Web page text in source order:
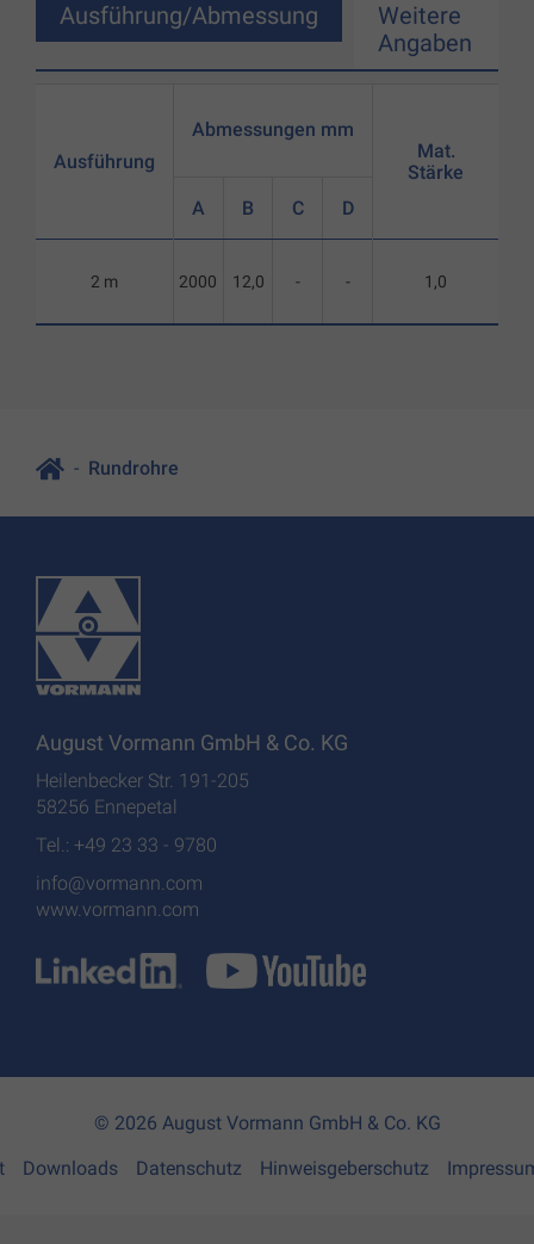
Ausführung/Abmessung
Weitere
Angaben
Ausführung
2 m
Abmessungen mm
A B C D
2000 12,0 - -
Mat.
Stärke
1,0
Rundrohre
August Vormann GmbH & Co. KG
Heilenbecker Str. 191-205
58256 Ennepetal
Tel.: +49 23 33 - 9780
info@vormann.com
www.vormann.com
© 2026 August Vormann GmbH & Co. KG
Downloads Datenschutz Hinweisgeberschutz